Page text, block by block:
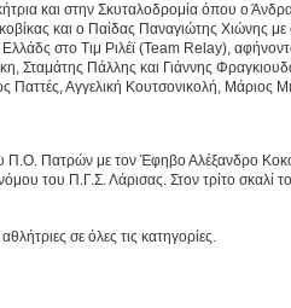
και στην Σκυταλοδρομία όπου ο
και ο Παίδας Παναγιώτης Χιώνης
στο Τιμ Ριλέϊ (Team Relay),
Σταμάτης Πάλλης και Γιάννης
Παττές, Αγγελική Κουτσονικολή, Μάριος
Π.Ο. Πατρών με τον Έφηβο Αλέξανδρο
του Π.Γ.Σ. Λάρισας. Στον τρίτο σκαλί
σε όλες τις κατηγορίες.